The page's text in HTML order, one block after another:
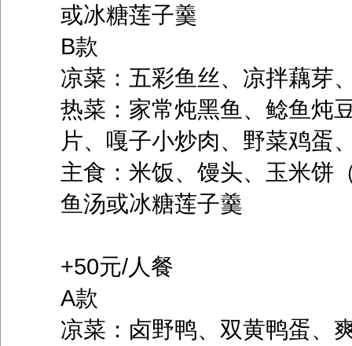
或冰糖莲子羹
B款
凉菜：五彩鱼丝、凉拌藕芽
热菜：家常炖黑鱼、鲶鱼炖
片、嘎子小炒肉、野菜鸡蛋
主食：米饭、馒头、玉米饼
鱼汤或冰糖莲子羹
+50元/人餐
A款
凉菜：卤野鸭、双黄鸭蛋、